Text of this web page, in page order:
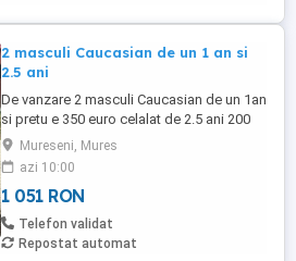
2 masculi Caucasian de un 1 an si
2.5 ani
De vanzare 2 masculi Caucasian de un 1an
si pretu e 350 euro celalat de 2.5 ani 200
euro un mascul cel de un e cu pedigree si
forte agresiv cel de 2 .5 nu este agresiv si
nu are pedigree mai multe detali la tele
Mureseni, Mures
azi 10:00
1 051 RON
Telefon validat
Repostat automat